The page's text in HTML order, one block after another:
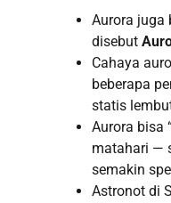
Aurora juga
disebut
Cahaya
beberapa
statis
Aurora bisa
matahari —
semakin
Astronot di